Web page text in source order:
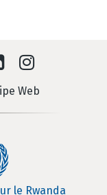
Web
le Rwanda